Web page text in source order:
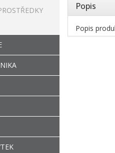
Popis
Popis